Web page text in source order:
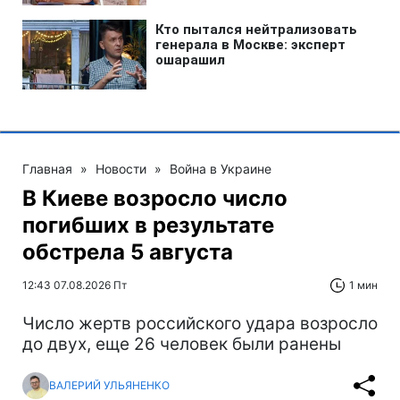
Главная » Новости » Война в Украине
В Киеве возросло число
погибших в результате
обстрела 5 августа
12:43 07.08.2026 Пт 1 мин
Число жертв российского удара возросло
до двух, еще 26 человек были ранены
ВАЛЕРИЙ УЛЬЯНЕНКО